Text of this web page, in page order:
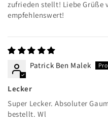
zufrieden stellt! Liebe
empfehlenswert!
Patrick Ben Malek
Lecker
Super Lecker. Absoluter
bestellt. Wl